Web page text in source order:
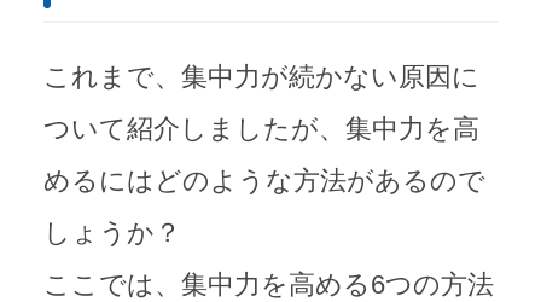
これまで、集中力が続かない原因に
ついて紹介しましたが、集中力を高
めるにはどのような方法があるので
しょうか？
ここでは、集中力を高める6つの方法